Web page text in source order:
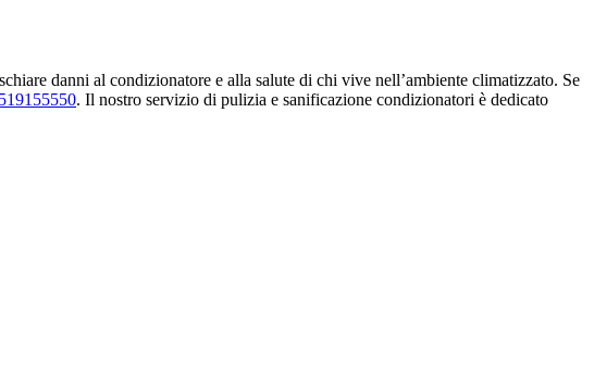
danni al condizionatore e alla salute di chi vive nell’ambiente climatizzato. Se
. Il nostro servizio di pulizia e sanificazione condizionatori è dedicato